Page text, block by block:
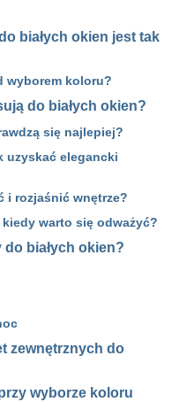
białych okien jest tak
wyborem koloru?
do białych okien?
się najlepiej?
uzyskać elegancki
i rozjaśnić wnętrze?
warto się odważyć?
białych okien?
zewnętrznych do
wyborze koloru